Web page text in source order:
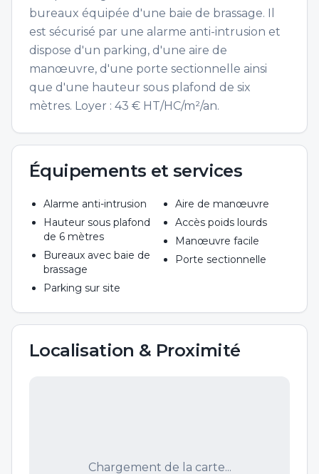
bureaux équipée d'une baie de brassage. Il
est sécurisé par une alarme anti-intrusion et
dispose d'un parking, d'une aire de
manœuvre, d'une porte sectionnelle ainsi
que d'une hauteur sous plafond de six
mètres. Loyer : 43 € HT/HC/m²/an.
Équipements et services
Alarme anti-intrusion
Hauteur sous plafond
de 6 mètres
Bureaux avec baie de
brassage
Parking sur site
Aire de manœuvre
Accès poids lourds
Manœuvre facile
Porte sectionnelle
Localisation & Proximité
Chargement de la carte...